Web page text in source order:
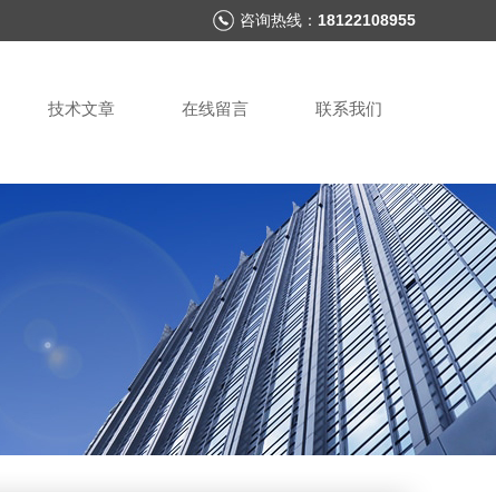
咨询热线： 18122108955
技术文章 在线留言 联系我们